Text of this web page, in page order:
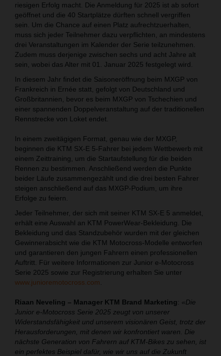
riesigen Erfolg macht. Die Anmeldung für 2025 ist ab sofort
geöffnet und die 40 Startplätze dürften schnell vergriffen
sein. Um die Chance auf einen Platz aufrechtzuerhalten,
muss sich jeder Teilnehmer dazu verpflichten, an mindestens
drei Veranstaltungen im Kalender der Serie teilzunehmen.
Zudem muss derjenige zwischen sechs und acht Jahre alt
sein, wobei das Alter mit 01. Januar 2025 festgelegt wird.
In diesem Jahr findet die Saisoneröffnung beim MXGP von
Frankreich in Ernée statt, gefolgt von Deutschland und
Großbritannien, bevor es beim MXGP von Tschechien und
einer spannenden Doppelveranstaltung auf der traditionellen
Rennstrecke von Loket endet.
In einem zweitägigen Format, genau wie der MXGP,
beginnen die KTM SX-E 5-Fahrer bei jedem Wettbewerb mit
einem Zeittraining, um die Startaufstellung für die beiden
Rennen zu bestimmen. Anschließend werden die Punkte
beider Läufe zusammengezählt und die drei besten Fahrer
steigen anschließend auf das MXGP-Podium, um ihre
Erfolge zu feiern.
Jeder Teilnehmer, der sich mit seiner KTM SX-E 5 anmeldet,
erhält eine Auswahl an KTM PowerWear-Bekleidung. Die
Bekleidung und das Standzubehör wurden mit der gleichen
Gewinnerabsicht wie die KTM Motocross-Modelle entworfen
und garantieren den jungen Fahrern einen professionellen
Auftritt. Für weitere Informationen zur Junior e-Motocross
Serie 2025 sowie zur Registrierung erhalten Sie unter
www.junioremotocross.com
Riaan Neveling – Manager KTM Brand Marketing: «Die
Junior e-Motocross Serie 2025 zeugt von unserer
Widerstandsfähigkeit und unserem visionären Geist, trotz der
Herausforderungen, mit denen wir konfrontiert waren. Die
nächste Generation von Fahrern auf KTM-Bikes zu sehen, ist
ein perfektes Beispiel dafür, wie wir uns auf die Zukunft